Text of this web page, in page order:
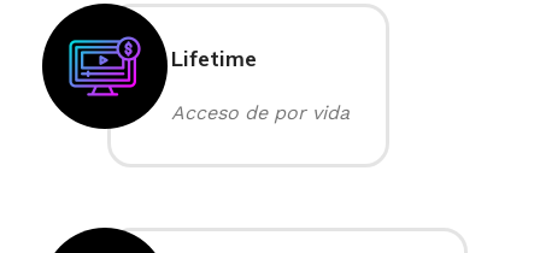
Lifetime
Acceso de por vida